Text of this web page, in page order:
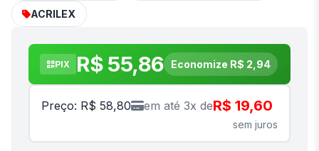
ACRILEX
PIX R$ 55,86 Economize R$ 2,94
Preço: R$ 58,80 em até 3x deR$ 19,60
sem juros